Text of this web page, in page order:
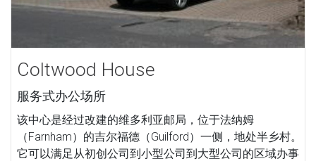
Coltwood House
服务式办公场所
该中心是经过改建的维多利亚邮局，位于法纳姆
（Farnham）的吉尔福德（Guilford）一侧，地处半乡村。
它可以满足从初创公司到小型公司到大型公司的区域办事